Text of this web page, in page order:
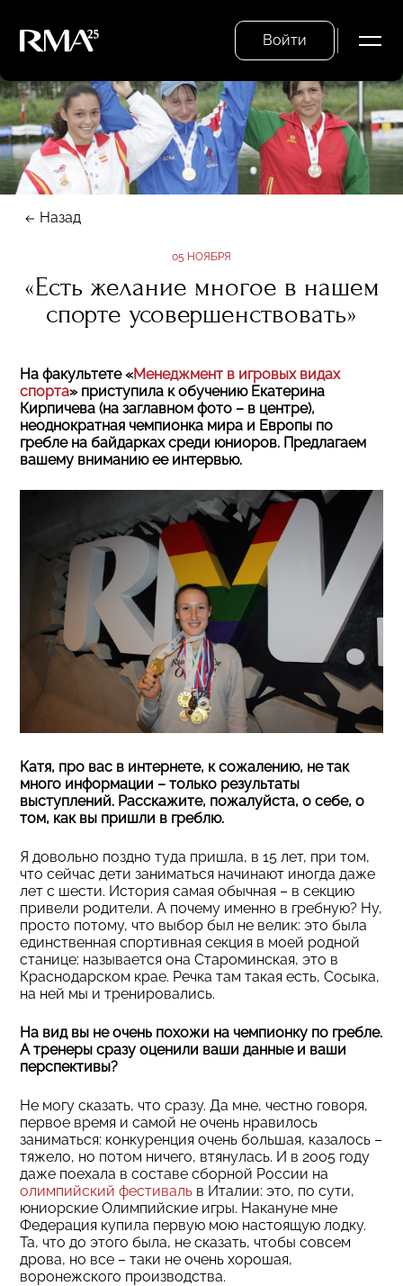
Войти
Назад
05 НОЯБРЯ
«Есть желание многое в нашем
спорте усовершенствовать»
На факультете «Менеджмент в игровых видах
спорта» приступила к обучению Екатерина
Кирпичева (на заглавном фото – в центре),
неоднократная чемпионка мира и Европы по
гребле на байдарках среди юниоров. Предлагаем
вашему вниманию ее интервью.
Катя, про вас в интернете, к сожалению, не так
много информации – только результаты
выступлений. Расскажите, пожалуйста, о себе, о
том, как вы пришли в греблю.
Я довольно поздно туда пришла, в 15 лет, при том,
что сейчас дети заниматься начинают иногда даже
лет с шести. История самая обычная – в секцию
привели родители. А почему именно в гребную? Ну,
просто потому, что выбор был не велик: это была
единственная спортивная секция в моей родной
станице: называется она Староминская, это в
Краснодарском крае. Речка там такая есть, Сосыка,
на ней мы и тренировались.
На вид вы не очень похожи на чемпионку по гребле.
А тренеры сразу оценили ваши данные и ваши
перспективы?
Не могу сказать, что сразу. Да мне, честно говоря,
первое время и самой не очень нравилось
заниматься: конкуренция очень большая, казалось –
тяжело, но потом ничего, втянулась. И в 2005 году
даже поехала в составе сборной России на
олимпийский фестиваль в Италии: это, по сути,
юниорские Олимпийские игры. Накануне мне
Федерация купила первую мою настоящую лодку.
Та, что до этого была, не сказать, чтобы совсем
дрова, но все – таки не очень хорошая,
воронежского производства.